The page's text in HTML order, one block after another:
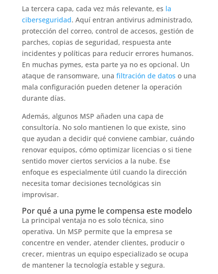
La tercera capa, cada vez más relevante, es la
ciberseguridad. Aquí entran antivirus administrado,
protección del correo, control de accesos, gestión de
parches, copias de seguridad, respuesta ante
incidentes y políticas para reducir errores humanos.
En muchas pymes, esta parte ya no es opcional. Un
ataque de ransomware, una filtración de datos o una
mala configuración pueden detener la operación
durante días.
Además, algunos MSP añaden una capa de
consultoría. No solo mantienen lo que existe, sino
que ayudan a decidir qué conviene cambiar, cuándo
renovar equipos, cómo optimizar licencias o si tiene
sentido mover ciertos servicios a la nube. Ese
enfoque es especialmente útil cuando la dirección
necesita tomar decisiones tecnológicas sin
improvisar.
Por qué a una pyme le compensa este modelo
La principal ventaja no es solo técnica, sino
operativa. Un MSP permite que la empresa se
concentre en vender, atender clientes, producir o
crecer, mientras un equipo especializado se ocupa
de mantener la tecnología estable y segura.